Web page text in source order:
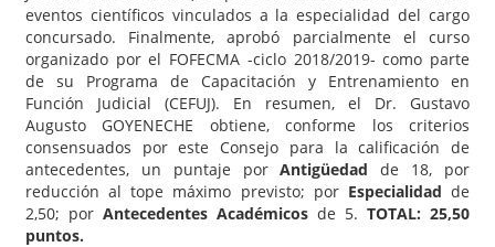
eventos científicos vinculados a la especialidad del cargo
concursado. Finalmente, aprobó parcialmente el curso
organizado por el FOFECMA -ciclo 2018/2019- como parte
de su Programa de Capacitación y Entrenamiento en
Función Judicial (CEFUJ). En resumen, el Dr. Gustavo
Augusto GOYENECHE obtiene, conforme los criterios
consensuados por este Consejo para la calificación de
antecedentes, un puntaje porAntigüedad de 18, por
reducción al tope máximo previsto; por Especialidad de
2,50; por Antecedentes Académicos de 5. TOTAL: 25,50
puntos.